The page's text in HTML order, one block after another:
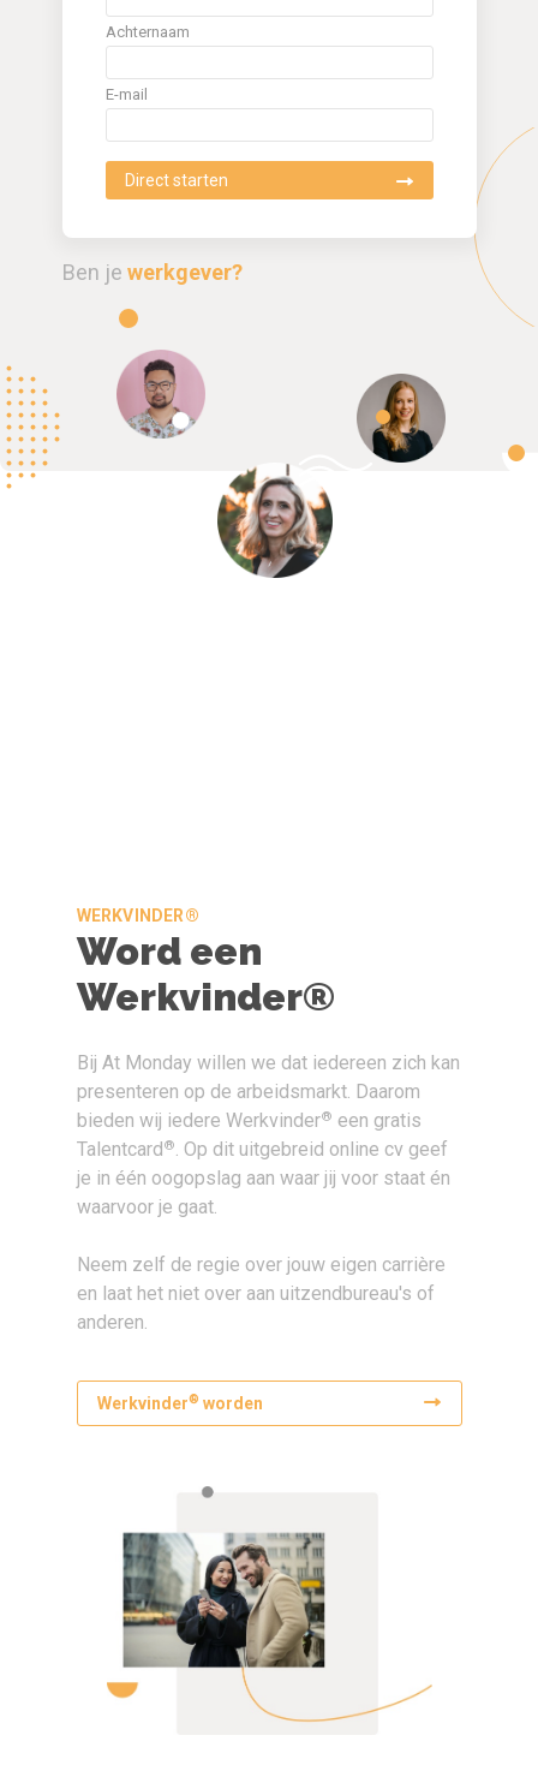
Achternaam
E-mail
Ben je werkgever?
WERKVINDER®
Word een
Werkvinder®
Bij At Monday willen we dat iedereen zich kan
presenteren op de arbeidsmarkt. Daarom
bieden wij iedere Werkvinder® een gratis
Talentcard®. Op dit uitgebreid online cv geef
je in één oogopslag aan waar jij voor staat én
waarvoor je gaat.
Neem zelf de regie over jouw eigen carrière
en laat het niet over aan uitzendbureau's of
anderen.
Werkvinder® worden